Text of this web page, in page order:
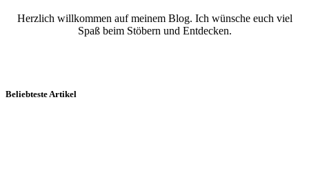
Herzlich willkommen auf meinem Blog. Ich wünsche euch viel
Spaß beim Stöbern und Entdecken.
Beliebteste Artikel